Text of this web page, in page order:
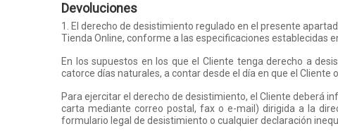
Devoluciones
1. El derecho de desistimiento regulado en el presente
Tienda Online, conforme a las especificaciones establecidas
En los supuestos en los que el Cliente tenga derecho a
catorce días naturales, a contar desde el día en que el
Para ejercitar el derecho de desistimiento, el Cliente deberá
carta mediante correo postal, fax o e-mail) dirigida a la
formulario legal de desistimiento o cualquier declaración